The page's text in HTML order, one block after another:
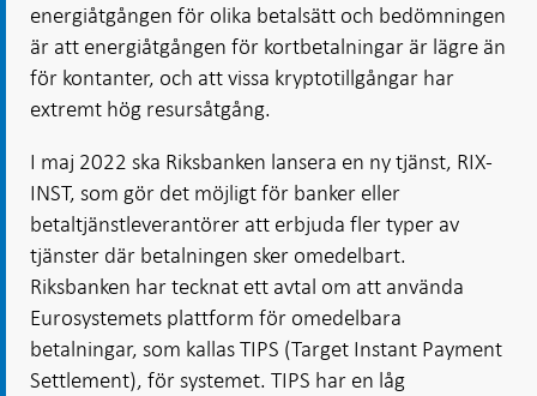
energiåtgången för olika betalsätt och bedömningen
är att energiåtgången för kortbetalningar är lägre än
för kontanter, och att vissa kryptotillgångar har
extremt hög resursåtgång.
I maj 2022 ska Riksbanken lansera en ny tjänst, RIX-
INST, som gör det möjligt för banker eller
betaltjänstleverantörer att erbjuda fler typer av
tjänster där betalningen sker omedelbart.
Riksbanken har tecknat ett avtal om att använda
Eurosystemets plattform för omedelbara
betalningar, som kallas TIPS (Target Instant Payment
Settlement), för systemet. TIPS har en låg